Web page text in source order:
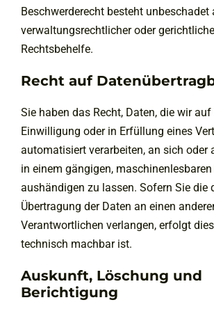
Beschwerderecht besteht unbeschadet
verwaltungsrechtlicher oder
Rechtsbehelfe.
Recht auf
Sie haben das Recht, Daten, die wir
Einwilligung oder in Erfüllung eines
automatisiert verarbeiten, an sich oder
in einem gängigen,
aushändigen zu lassen. Sofern Sie die
Übertragung der Daten an einen
Verantwortlichen verlangen, erfolgt
technisch machbar ist.
Auskunft, Löschung und
Berichtigung